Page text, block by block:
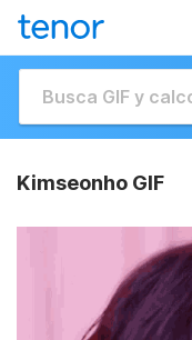
Kimseonho GIF